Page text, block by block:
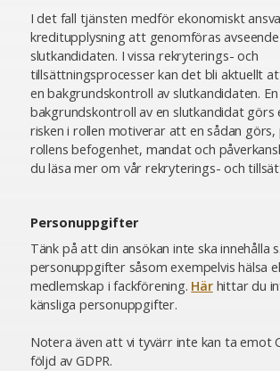
I det fall tjänsten medför ekonomiskt
kreditupplysning att genomföras avseende
slutkandidaten. I vissa rekryterings- och
tillsättningsprocesser kan det bli aktuellt
en bakgrundskontroll av slutkandidaten. En
bakgrundskontroll av en slutkandidat görs
risken i rollen motiverar att en sådan görs,
rollens befogenhet, mandat och
du läsa mer om vår rekryterings- och
Personuppgifter
Tänk på att din ansökan inte ska innehålla
personuppgifter såsom exempelvis hälsa
medlemskap i fackförening. Härhittar du
känsliga personuppgifter.
Notera även att vi tyvärr inte kan ta emot
följd av GDPR.